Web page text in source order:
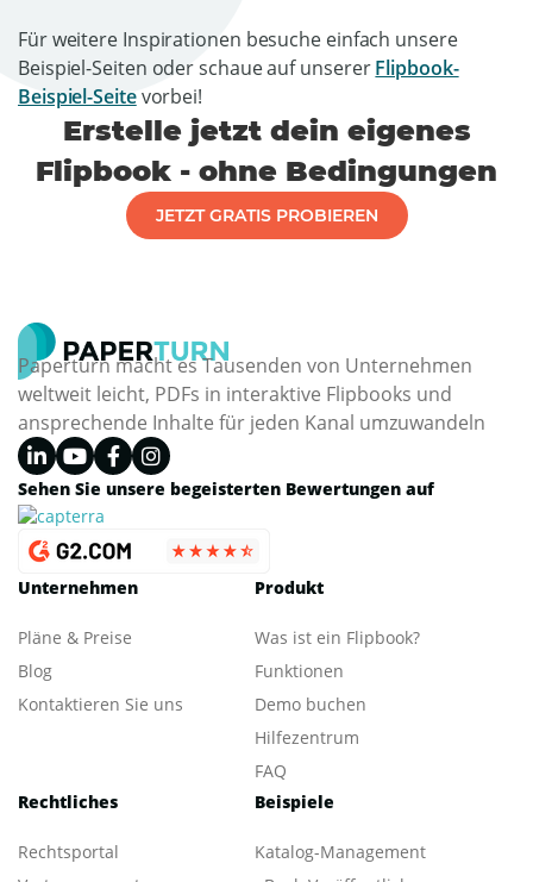
Für weitere Inspirationen besuche einfach unsere
Beispiel-Seiten oder schaue auf unsererFlipbook-
Beispiel-Seitevorbei!
Erstelle jetzt dein eigenes
Flipbook - ohne Bedingungen
JETZT GRATIS PROBIEREN
Paperturn macht es Tausenden von Unternehmen
weltweit leicht, PDFs in interaktive Flipbooks und
ansprechende Inhalte für jeden Kanal umzuwandeln
Sehen Sie unsere begeisterten Bewertungen auf
Unternehmen
Pläne & Preise
Blog
Kontaktieren Sie uns
Produkt
Was ist ein Flipbook?
Funktionen
Demo buchen
Hilfezentrum
FAQ
Rechtliches
Rechtsportal
Beispiele
Katalog-Management